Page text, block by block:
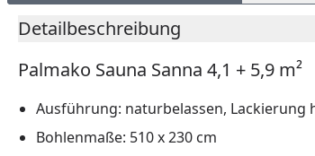
Detailbeschreibung
Palmako Sauna Sanna 4,1 + 5,9 m²
Ausführung: naturbelassen, Lackierung
Bohlenmaße: 510 x 230 cm